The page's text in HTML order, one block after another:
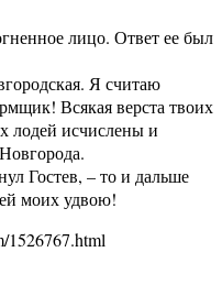
лицо. Ответ ее был
Я считаю
Всякая верста твоих
лодей исчислены и
Гостев, – то и дальше
моих удвою!
1526767.html